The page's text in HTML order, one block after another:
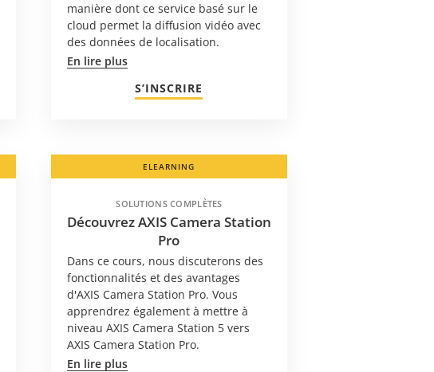
manière dont ce service basé sur le
cloud permet la diffusion vidéo avec
des données de localisation.
En lire plus
S’INSCRIRE
ELEARNING
SOLUTIONS COMPLÈTES
Découvrez AXIS Camera Station
Pro
Dans ce cours, nous discuterons des
fonctionnalités et des avantages
d'AXIS Camera Station Pro. Vous
apprendrez également à mettre à
niveau AXIS Camera Station 5 vers
AXIS Camera Station Pro.
En lire plus